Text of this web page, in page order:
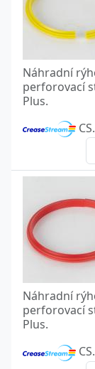
Náhradní
perforovací
Plus.
Náhradní
perforovací
Plus.